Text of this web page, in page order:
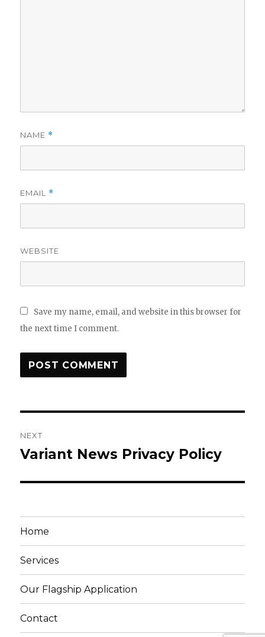
NAME *
EMAIL *
WEBSITE
Save my name, email, and website in this browser for
the next time I comment.
navigation
NEXT
Next
Variant News Privacy Policy
Home
Services
Our Flagship Application
Contact